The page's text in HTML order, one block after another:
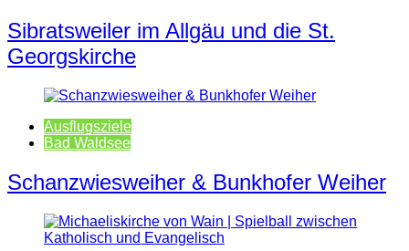
Sibratsweiler im Allgäu und die St.
Georgskirche
Ausflugsziele
Bad Waldsee
Schanzwiesweiher & Bunkhofer Weiher